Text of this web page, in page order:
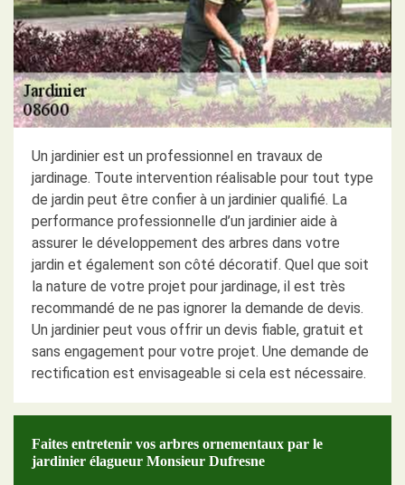
Un jardinier est un professionnel en travaux de
jardinage. Toute intervention réalisable pour tout type
de jardin peut être confier à un jardinier qualifié. La
performance professionnelle d’un jardinier aide à
assurer le développement des arbres dans votre
jardin et également son côté décoratif. Quel que soit
la nature de votre projet pour jardinage, il est très
recommandé de ne pas ignorer la demande de devis.
Un jardinier peut vous offrir un devis fiable, gratuit et
sans engagement pour votre projet. Une demande de
rectification est envisageable si cela est nécessaire.
Faites entretenir vos arbres ornementaux par le
jardinier élagueur Monsieur Dufresne